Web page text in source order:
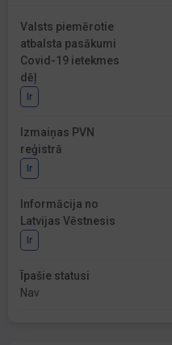
Valsts piemērotie
atbalsta pasākumi
Covid-19 ietekmes
dēļ
Ir
Izmaiņas PVN
reģistrā
Ir
Informācija no
Latvijas Vēstnesis
Ir
Īpašie statusi
Nav